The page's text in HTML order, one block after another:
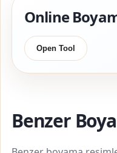
Online
Open Tool
Benzer